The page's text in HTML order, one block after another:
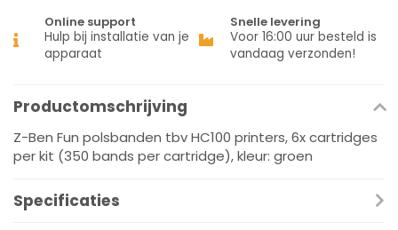
Online support
Hulp bij installatie van je
apparaat
Snelle levering
Voor 16:00 uur besteld is
vandaag verzonden!
Productomschrijving
Z-Ben Fun polsbanden tbv HC100 printers, 6x cartridges
per kit (350 bands per cartridge), kleur: groen
Specificaties